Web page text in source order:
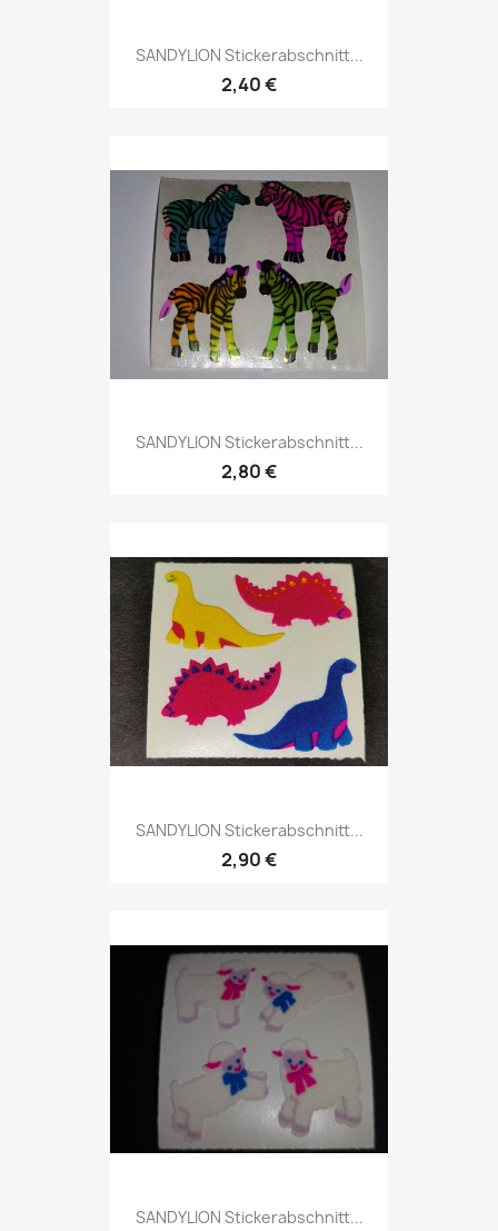
SANDYLION Stickerabschnitt...
2,40 €
SANDYLION Stickerabschnitt...
2,80 €
SANDYLION Stickerabschnitt...
2,90 €
SANDYLION Stickerabschnitt...